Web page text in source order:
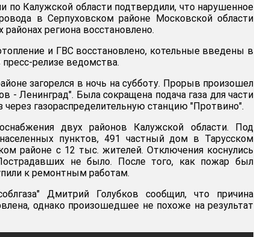
по Калужской области подтвердили, что нарушенное
в Серпуховском районе Московской области
региона восстановлено.
и ГВС восстановлено, котельные введены в
релизе ведомства.
загорелся в ночь на субботу. Прорыв произошел
- Ленинград". Была сокращена подача газа для части
через газораспределительную станцию "Протвино".
двух районов Калужской области. Под
пунктов, 491 частный дом в Тарусском
районе с 12 тыс. жителей. Отключения коснулись
не было. После того, как пожар был
к ремонтным работам.
Дмитрий Голубков сообщил, что причина
однако произошедшее не похоже на результат